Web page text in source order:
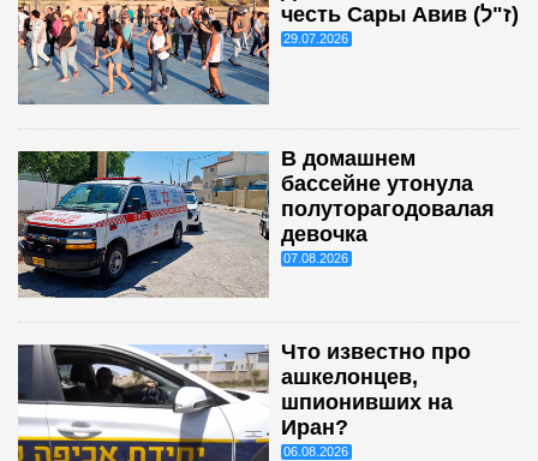
честь Сары Авив (ז"ל)
29.07.2026
В домашнем
бассейне утонула
полуторагодовалая
девочка
07.08.2026
Что известно про
ашкелонцев,
шпионивших на
Иран?
06.08.2026